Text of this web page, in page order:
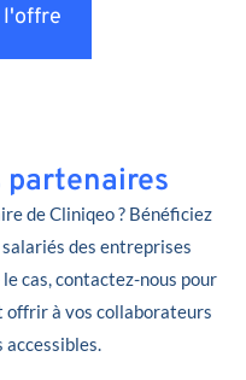
l'offre
partenaires
de Cliniqeo ? Bénéficiez
des entreprises
le cas, contactez-nous pour
à vos collaborateurs